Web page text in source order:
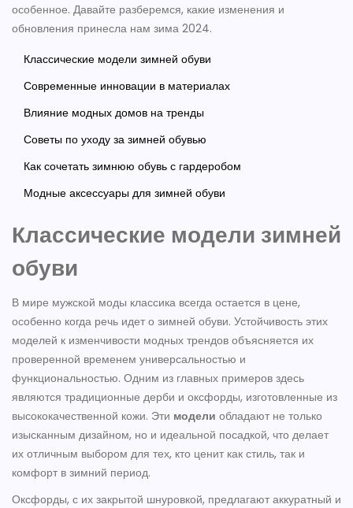
особенное. Давайте разберемся, какие изменения и
обновления принесла нам зима 2024.
Классические модели зимней обуви
Современные инновации в материалах
Влияние модных домов на тренды
Советы по уходу за зимней обувью
Как сочетать зимнюю обувь с гардеробом
Модные аксессуары для зимней обуви
Классические модели зимней
обуви
В мире мужской моды классика всегда остается в цене,
особенно когда речь идет о зимней обуви. Устойчивость этих
моделей к изменчивости модных трендов объясняется их
проверенной временем универсальностью и
функциональностью. Одним из главных примеров здесь
являются традиционные дерби и оксфорды, изготовленные из
высококачественной кожи. Эти модели обладают не только
изысканным дизайном, но и идеальной посадкой, что делает
их отличным выбором для тех, кто ценит как стиль, так и
комфорт в зимний период.
Оксфорды, с их закрытой шнуровкой, предлагают аккуратный и